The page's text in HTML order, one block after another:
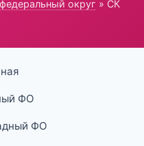
округ » СК
ФО
ФО